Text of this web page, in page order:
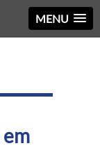
MENU